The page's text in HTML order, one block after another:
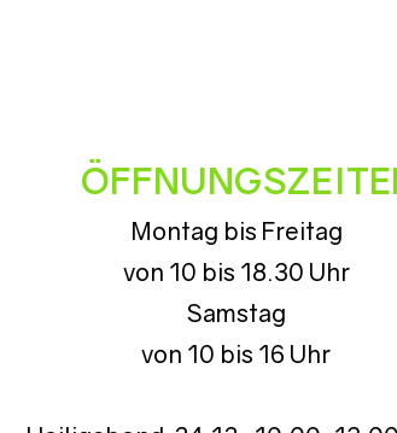
Montag bis Freitag
von 10 bis 18.30 Uhr
Samstag
von 10 bis 16 Uhr